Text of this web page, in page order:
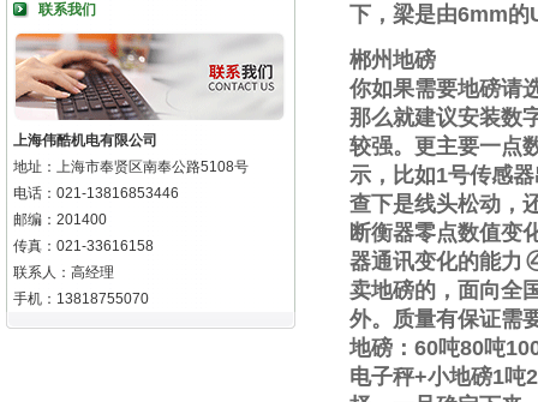
联系我们
上海伟酷机电有限公司
地址：上海市奉贤区南奉公路5108号
电话：021-13816853446
邮编：201400
传真：021-33616158
联系人：高经理
手机：13818755070
下，梁是由6mm的
郴州地磅
你如果需要地磅请
那么就建议安装数
较强。更主要一点
示，比如1号传感
查下是线头松动，
断衡器零点数值变
器通讯变化的能力
卖地磅的，面向全
外。质量有保证需
地磅： 60吨80吨
电子秤+小地磅1吨2